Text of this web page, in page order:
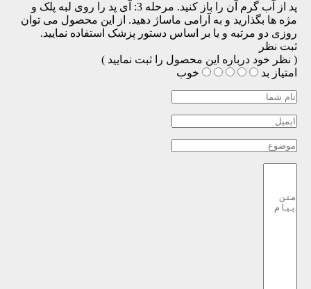
پد از آب گرم آن را باز کنید. مرحله 3: آی پد را روی لبه پلک و
مژه ها بگذارید و به آرامی ماساژ دهید. از این محصول می توان
روزی دو مرتبه و یا بر اساس دستور پزشک استفاده نمایید.
ثبت نظر
( نظر خود درباره این محصول را ثبت نمایید )
امتیاز بد خوب